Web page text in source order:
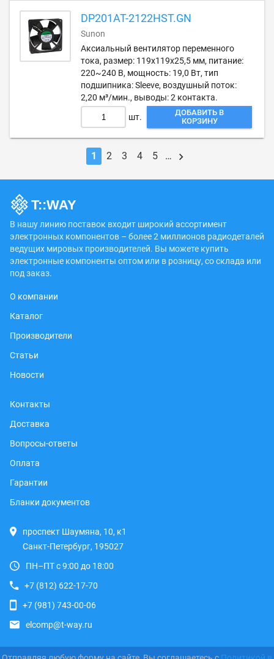
DP201AT-2122HST.GN
Sunon
Аксиальный вентилятор переменного
тока, размер: 119х119х25,5 мм, питание:
220~240 В, мощность: 19,0 Вт, тип
подшипника: Sleeve, воздушный поток:
2,20 м³/мин., выводы: 2 контакта.
шт.
ДОБАВИТЬ В
КОРЗИНУ
1 2 3 4 5 …
В нашу линию поставок входит широкий ассортимент
электронных компонентов – более 2 миллионов радиодеталей
ведущих мировых производителей. Вы можете купить
электронные компоненты оптом или в розницу, со склада или
под заказ.
О компании
Каталог
Производители
Статьи
Новости
Контакты
Доставка
Вопросы-ответы
Оплата
Гарантии
Бланки документов
проспект Шаумяна, 10, к1
Санкт-Петербург, 195027
ПН–ПТ с 9:00 до 18:00
+7 (812) 622-17-70
+7 (981) 743-00-06
elcomp@t-way.ru